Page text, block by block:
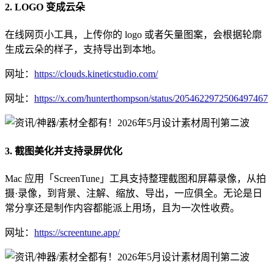
2. LOGO 变成云朵
在线网页小工具，上传你的 logo 或者矢量图案，会根据轮廓
生成云朵的样子，支持导出到本地。
网址： https://clouds.kineticstudio.com/
网址： https://x.com/hunterthompson/status/2054622972506497467
3. 截图美化并支持录屏优化
Mac 应用「ScreenTune」工具支持整理截图和屏幕录像，从拍
摄·录像，到背景、注解、缩放、导出，一应俱全。无论是日
常分享还是制作内容都能派上用场，且为一次性收费。
网址： https://screentune.app/